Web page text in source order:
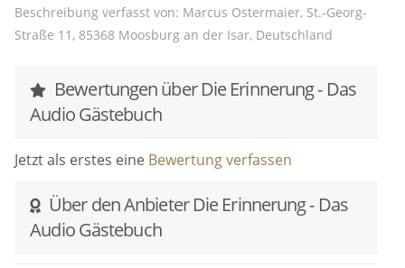
einzufangen und immer wieder anzuhören. So
bekommen auch die Kleinsten eine Stimme und
verstummen.
Beschreibung verfasst von: Marcus Ostermaier, St.-Georg-
Straße 11, 85368 Moosburg an der Isar, Deutschland
Bewertungen über Die Erinnerung - Das
Audio Gästebuch
Jetzt als erstes eine Bewertung verfassen
Über den Anbieter Die Erinnerung - Das
Audio Gästebuch